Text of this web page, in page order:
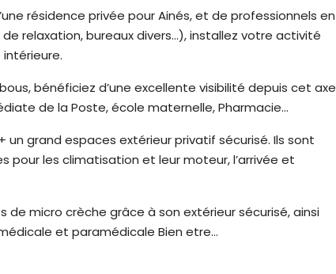
résidence privée pour Ainés, et de professionnels en
relaxation, bureaux divers…), installez votre activité
intérieure.
bénéficiez d’une excellente visibilité depuis cet axe
de la Poste, école maternelle, Pharmacie…
un grand espaces extérieur privatif sécurisé. Ils sont
pour les climatisation et leur moteur, l’arrivée et
de micro crèche grâce à son extérieur sécurisé, ainsi
et paramédicale Bien etre…